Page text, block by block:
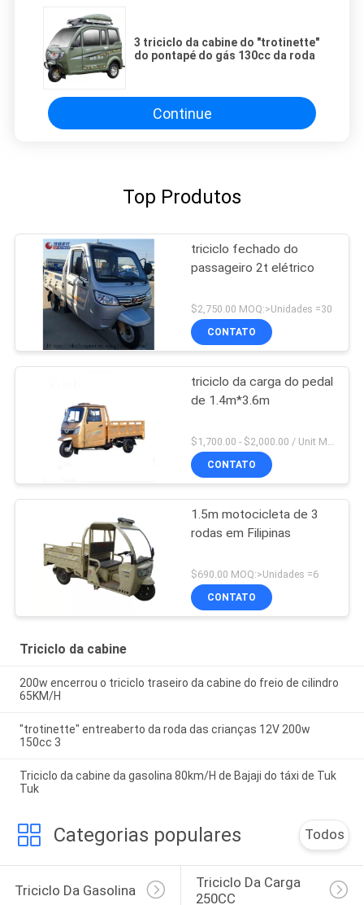
3 triciclo da cabine do "trotinette"
do pontapé do gás 130cc da roda
Continue
Top Produtos
triciclo fechado do
passageiro 2t elétrico
$2,750.00 MOQ:>Unidades =30
CONTATO
triciclo da carga do pedal
de 1.4m*3.6m
CONTATO
1.5m motocicleta de 3
rodas em Filipinas
$690.00 MOQ:>Unidades =6
CONTATO
Triciclo da cabine
200w encerrou o triciclo traseiro da cabine do freio de cilindro
65KM/H
"trotinette" entreaberto da roda das crianças 12V 200w
150cc 3
Triciclo da cabine da gasolina 80km/H de Bajaji do táxi de Tuk
Tuk
Categorias populares Todos
Triciclo Da Gasolina
Triciclo Da Carga
250CC